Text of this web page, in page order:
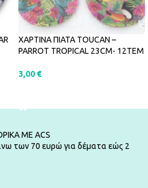
ΧΑΡΤΙΝΑ ΠΙΑΤΑ TOUCAN –
PARROT TROPICAL 23CM- 12ΤΕΜ
3,00 €
ΜΕ ACS
των 70 ευρώ για δέματα εώς 2